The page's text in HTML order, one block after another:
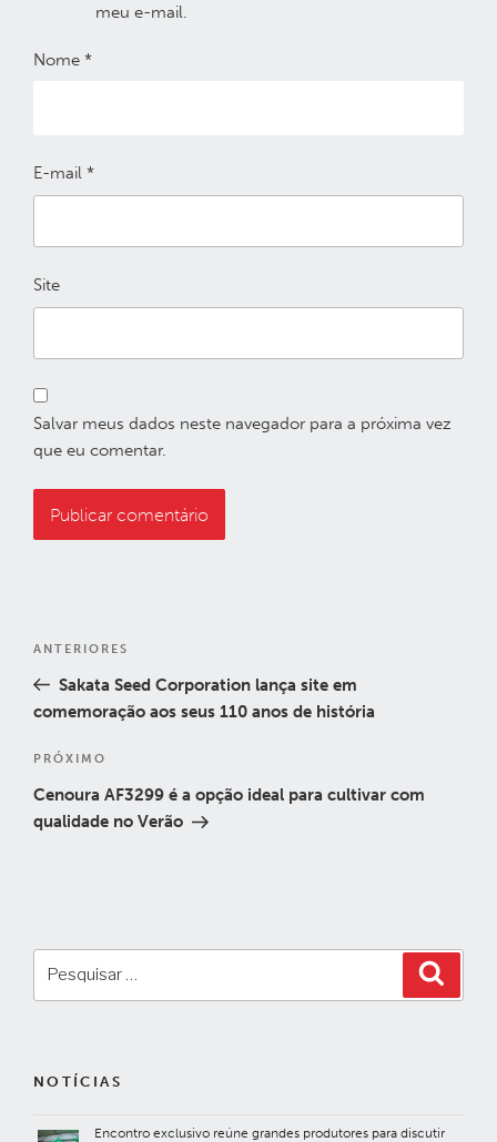
meu e-mail.
Nome *
E-mail *
Site
Salvar meus dados neste navegador para a próxima vez
que eu comentar.
Post
Post
anterior
ANTERIORES
Sakata Seed Corporation lança site em
comemoração aos seus 110 anos de história
Próximo
post
PRÓXIMO
Cenoura AF3299 é a opção ideal para cultivar com
qualidade no Verão
NOTÍCIAS
Encontro exclusivo reúne grandes produtores para discutir